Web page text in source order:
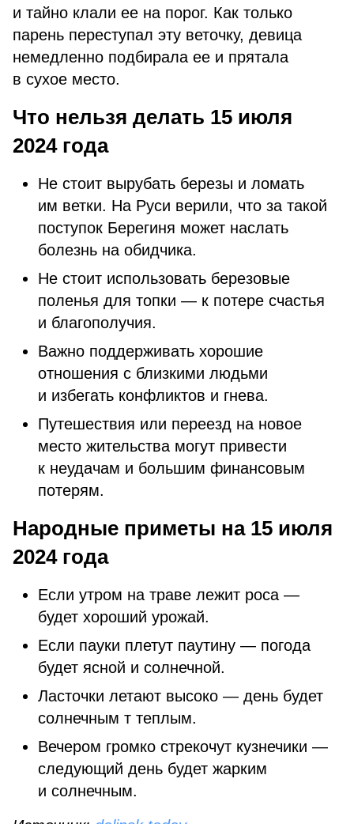
и тайно клали ее на порог. Как только
парень переступал эту веточку, девица
немедленно подбирала ее и прятала
в сухое место.
Что нельзя делать 15 июля
2024 года
Не стоит вырубать березы и ломать
им ветки. На Руси верили, что за такой
поступок Берегиня может наслать
болезнь на обидчика.
Не стоит использовать березовые
поленья для топки — к потере счастья
и благополучия.
Важно поддерживать хорошие
отношения с близкими людьми
и избегать конфликтов и гнева.
Путешествия или переезд на новое
место жительства могут привести
к неудачам и большим финансовым
потерям.
Народные приметы на 15 июля
2024 года
Если утром на траве лежит роса —
будет хороший урожай.
Если пауки плетут паутину — погода
будет ясной и солнечной.
Ласточки летают высоко — день будет
солнечным т теплым.
Вечером громко стрекочут кузнечики —
следующий день будет жарким
и солнечным.